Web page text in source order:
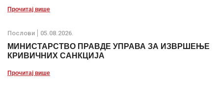
Прочитај више
Послови 05.08.2026.
МИНИСТАРСТВО ПРАВДЕ УПРАВА ЗА ИЗВРШЕЊЕ
КРИВИЧНИХ САНКЦИЈА
Прочитај више